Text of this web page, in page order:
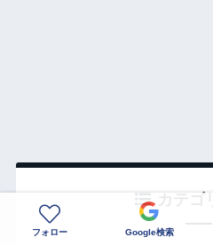
フォロー Google検索